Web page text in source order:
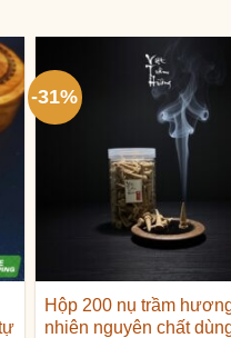
-31%
Hộp 200 nụ trầm
nhiên nguyên chất